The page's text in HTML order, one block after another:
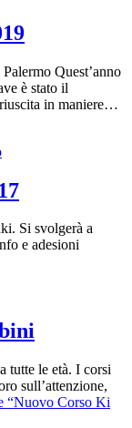
Quest’anno
è stato il
in maniere…
Si svolgerà a
e adesioni
tutte le età. I corsi
sull’attenzione,
“Nuovo Corso Ki